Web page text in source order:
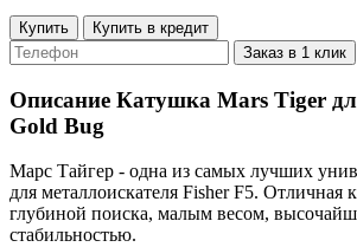
Купить
Купить в кредит
Заказ в 1 клик
Описание Катушка Mars Tiger
Gold Bug
Марс Тайгер - одна из самых лучших
для металлоискателя Fisher F5. Отличная
глубиной поиска, малым весом,
стабильностью.